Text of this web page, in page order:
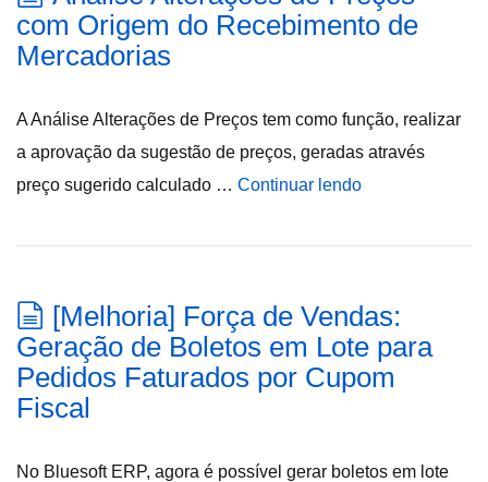
com Origem do Recebimento de
Mercadorias
A Análise Alterações de Preços tem como função, realizar
a aprovação da sugestão de preços, geradas através
preço sugerido calculado … Continuar lendo
[Melhoria] Força de Vendas:
Geração de Boletos em Lote para
Pedidos Faturados por Cupom
Fiscal
No Bluesoft ERP, agora é possível gerar boletos em lote